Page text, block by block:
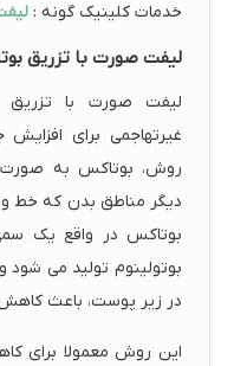
خدمات کلینیک گونه :
لیفت صورت با تزریق
لیفت صورت با
غیرتهاجمی برای
روش، بوتاکس به
دیگر مناطق بدن که خط
بوتاکس در واقع یک
بوتولینوم تولید می
در زیر پوست، باعث
این روش معمولا برای